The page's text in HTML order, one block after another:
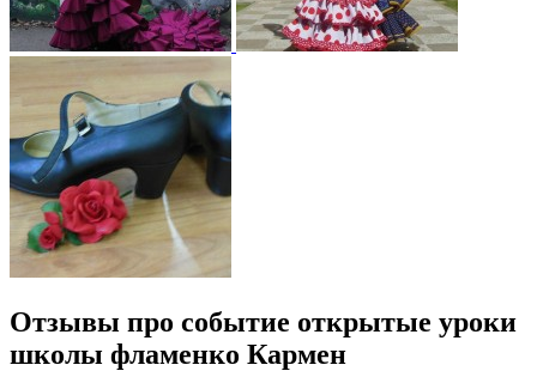
Отзывы про событие открытые уроки
школы фламенко Кармен